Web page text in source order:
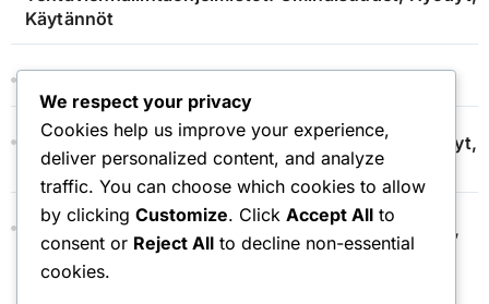
Käytännöt
Tehtävienhallintaohjelmistot: Ominaisuudet, Hyödyt,
Käytännöt
Työnkulkujen Automatisointi: Ohjelmistot, Hyödyt,
Käytännöt
We respect your privacy
Cookies help us improve your experience,
deliver personalized content, and analyze
traffic. You can choose which cookies to allow
by clicking Customize. Click Accept All to
consent or Reject All to decline non-essential
cookies.